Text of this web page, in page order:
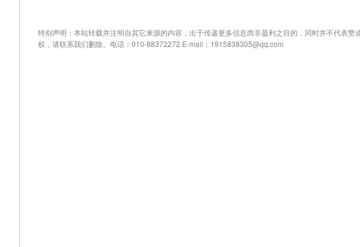
特别声明：本站转载并注明自其它来源的内容，出于传递更多信息而非盈利之目的，同时并不代表
权，请联系我们删除。电话：010-88372272 E-mail：1915838305@qq.com